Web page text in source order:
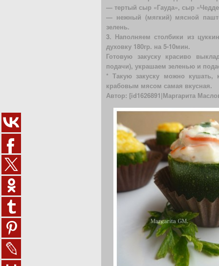
— тертый сыр «Гауда», сыр
— нежный (мягкий) мясной
зелень.
3. Наполняем столбики из
духовку 180гр. на 5-10мин.
Готовую закуску красиво
подачи), украшаем зеленью и
* Такую закуску можно
крабовым мясом самая вкусная.
Автор: [id1626891|Маргарита